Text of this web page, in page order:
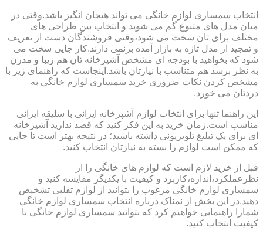
انتخاب سمساری لوازم خانگی می تواند هیجان انگیز باشد.وقتی در
میان مدل های متنوع گم می شوید و انتخاب بین طراحی های
مختلف برای تان سخت می شود،وقتی فروشندگان دست از تعریف
و تمجید از مدل تازه به بازار آمده برنمی دارند.کار جایی سخت می
شود که بخواهید با بودجه ای مشخص آشپزخانه تان هم زیبا و مدرن
به نظر برسد هم متناسب با نیازتان باشد.اینجاست که راهنمای زیر با
مشخص کردن نکات ضروری خرید سمساری لوازم خانگی به
دردتان می خورد.
این راهنما تنها برای انتخاب لوازم آشپزخانه ایرانی با سلیقه ایرانی
مناسب است.زمان خرید به این فکر کنید که قصد ندارید آشپزخانه
ای برای یک تبلیغ تلویزیونی داشته باشید؛ در نتیجه بهتر است تا جایی
که ممکن است لوازم را بسته به نیازتان انتخاب کنید.
قبل از خرید لازم است که لوازم های خانگی را از
نظرعملکرد،اندازه،کاربرد و کیفیت با یکدیگر مقایسه کنید و
سمساری لوازم خانگی مرغوب را بتوانید از لوازم تقلبی تشخیص
دهید.در این بخش از نمناک درباره انتخاب سمساری لوازم خانگی
شمارا راهنمایی خواهیم کرد که بتوانید سمساری لوازم خانگی با
کیفیت انتخاب کنید.